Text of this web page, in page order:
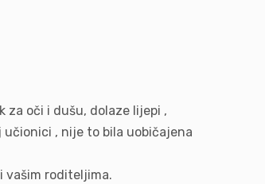
za oči i dušu, dolaze lijepi ,
, nije to bila uobičajena
vašim roditeljima.